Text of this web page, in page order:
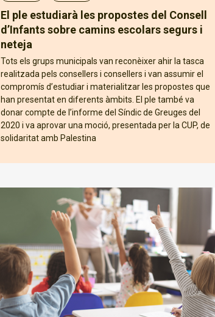
El ple estudiarà les propostes del Consell
d’Infants sobre camins escolars segurs i
neteja
Tots els grups municipals van reconèixer ahir la tasca
realitzada pels consellers i consellers i van assumir el
compromís d’estudiar i materialitzar les propostes que
han presentat en diferents àmbits. El ple també va
donar compte de l’informe del Síndic de Greuges del
2020 i va aprovar una moció, presentada per la CUP, de
solidaritat amb Palestina